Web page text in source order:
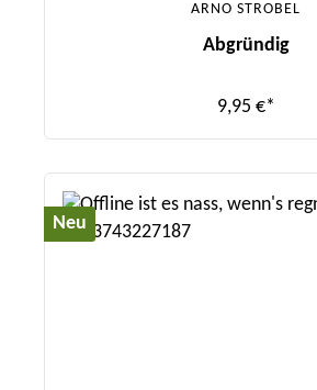
ARNO STROBEL
Abgründig
9,95 €*
Neu